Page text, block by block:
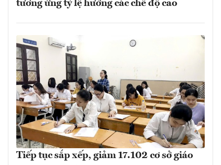
tương ứng tỷ lệ hưởng các chế độ cao
Tiếp tục sắp xếp, giảm 17.102 cơ sở giáo